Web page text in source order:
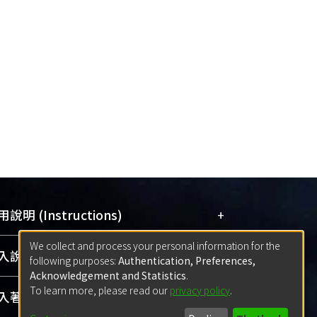
說明 (Instructions) +
站簡介(Quickstart Guide)
用手冊(Instruction Manual)
線上預約服務(Booking Service)
說明 (Sign-in) +
案一：臺灣大學計算機中心帳號登入
著作 (Submission) +
We collect and process your personal information for the
following purposes: Authentication, Preferences,
Acknowledgement and Statistics.
To learn more, please read our privacy policy.